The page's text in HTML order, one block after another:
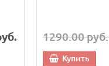
1290.00 руб.
Купить